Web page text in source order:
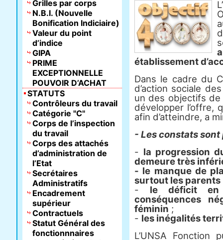
établissement
Dans le cadre du
d’action sociale
un des objec­tifs de
déve­lop­per l’offre,
afin d’attein­dre, a
- Les cons­tats
- la progression
demeure très
- le manque de
surtout les
- le déficit
conséquences
féminin ;
- les inégalités
L’UNSA
Grilles par corps
N.B.I. (Nouvelle
Bonification Indiciaire)
Valeur du point
d’indice
GIPA
PRIME
EXCEPTIONNELLE
POUVOIR D’ACHAT
STATUTS
Contrôleurs du travail
Catégorie "C"
Corps de l’inspection
du travail
Corps des attachés
d’administration de
l’Etat
Secrétaires
Administratifs
Encadrement
supérieur
Contractuels
Statut Général des
fonctionnnaires